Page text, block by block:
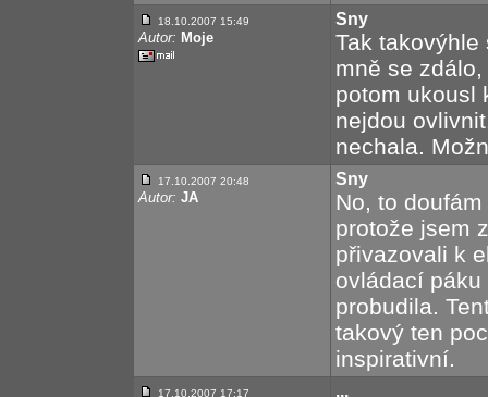
18.10.2007 15:49
Autor: Moje
Sny
Tak takovýhle
mně se
potom ukousl
nejdou
nechala.
17.10.2007 20:48
Autor: JA
Sny
No, to
protože jsem
přivazovali k
ovládací
probudila.
takový ten
inspirativní.
17.10.2007 17:17 ...